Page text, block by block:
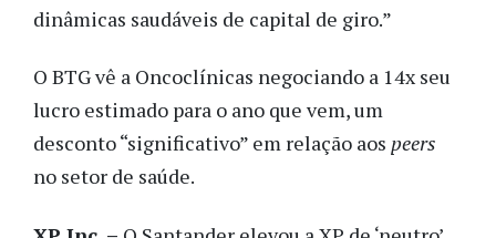
dinâmicas saudáveis de capital de giro.”
O BTG vê a Oncoclínicas negociando a 14x seu
lucro estimado para o ano que vem, um
desconto “significativo” em relação aos peers
no setor de saúde.